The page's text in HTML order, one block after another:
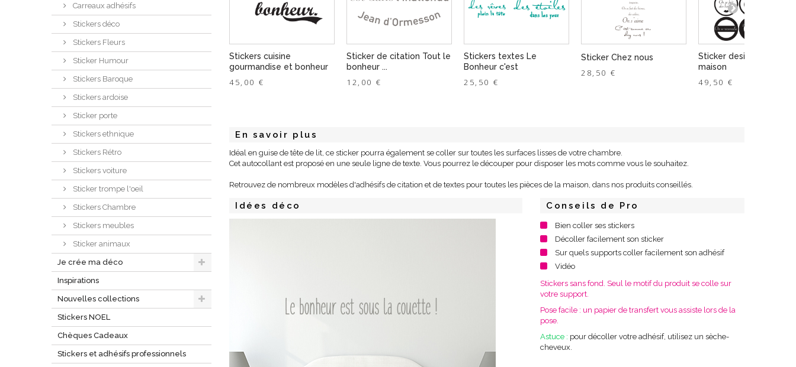
Carreaux adhésifs
Stickers déco
Stickers Fleurs
Sticker Humour
Stickers Baroque
Stickers ardoise
Sticker porte
Stickers ethnique
Stickers Rétro
Stickers voiture
Sticker trompe l'oeil
Stickers Chambre
Stickers meubles
Sticker animaux
Je crée ma déco
Inspirations
Nouvelles collections
Stickers NOEL
Chèques Cadeaux
Stickers et adhésifs professionnels
Stickers cuisine
gourmandise et bonheur
45,00 €
Sticker de citation Tout le
bonheur ...
12,00 €
Stickers textes Le
Bonheur c'est
25,50 €
Sticker Chez nous
28,50 €
Sticker design Dans
maison
49,50 €
En savoir plus
Idéal en guise de tête de lit, ce sticker pourra également se coller sur toutes les surfaces lisses de votre chambre.
Cet autocollant est proposé en une seule ligne de texte. Vous pourrez le découper pour disposer les mots comme vous le souhaitez.
Retrouvez de nombreux modèles d'adhésifs de citation et de textes pour toutes les pièces de la maison, dans nos produits conseillés.
Idées déco Conseils de Pro
Bien coller ses stickers
Décoller facilement son sticker
Sur quels supports coller facilement son adhésif
Vidéo
Stickers sans fond. Seul le motif du produit se colle sur
votre support.
Pose facile : un papier de transfert vous assiste lors de la
pose.
Astuce : pour décoller votre adhésif, utilisez un sèche-
cheveux.